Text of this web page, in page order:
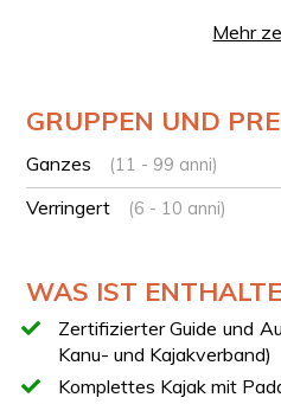
Körpergröße oder über
Gliedmaßen.
Doppelkajak in
teilnehmen.
Kurzes technisches
Start der Kajaktour
von Sorrent
Durchfahrt durch den
Mehr
GRUPPEN UND
Ganzes (11 - 99 anni)
Verringert (6 - 10 anni)
WAS IST
Zertifizierter Guide und
Kanu- und Kajakverband)
Komplettes Kajak mit